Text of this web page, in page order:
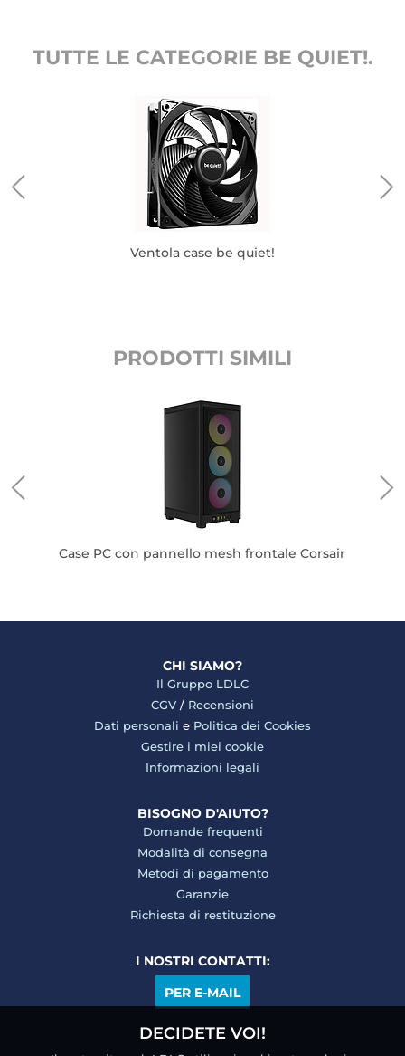
TUTTE LE CATEGORIE BE QUIET!.
Ventola case be quiet!
PRODOTTI SIMILI
Case PC con pannello mesh frontale Corsair
CHI SIAMO?
Il Gruppo LDLC
CGV / Recensioni
Dati personali e Politica dei Cookies
Gestire i miei cookie
Informazioni legali
BISOGNO D'AIUTO?
Domande frequenti
Modalità di consegna
Metodi di pagamento
Garanzie
Richiesta di restituzione
I NOSTRI CONTATTI:
PER E-MAIL
DECIDETE VOI!